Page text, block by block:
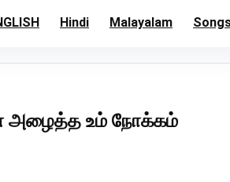
Hindi Malayalam
அழைத்த உம் நோக்கம்